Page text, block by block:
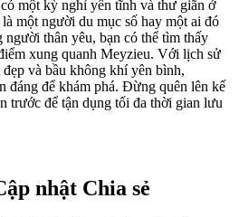
một kỳ nghỉ yên tĩnh và thư giãn ở
một người du mục số hay một ai đó
thân yêu, bạn có thể tìm thấy
xung quanh Meyzieu. Với lịch sử
và bầu không khí yên bình,
đáng để khám phá. Đừng quên lên kế
trước để tận dụng tối đa thời gian lưu
nhật Chia sẻ